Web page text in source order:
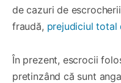
de cazuri de
fraudă, prejudiciul total
În prezent, escrocii
pretinzând că sunt